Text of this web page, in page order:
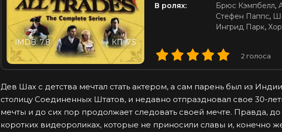
КП: 7.5
IMDB: 7.8
В ролях:
Брюс Кэмпбелл,
Стефен Паппс,
Ингрид Парк,
2 голоса
Дев Шах с детства мечтал стать актером, а сам парень был из
столицу Соединенных Штатов, и недавно отпраздновал свое 30-
мечты и до сих пор продолжает следовать своей мечте. Правда, до
коротких видеороликах, которые не приносили славы и, конечно